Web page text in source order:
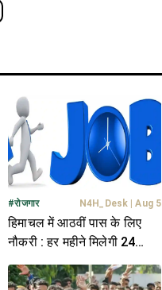
#रोजगार N4H_Desk Aug 5
हिमाचल में आठवीं पास के लिए
नौकरी : हर महीने मिलेगी 24
हजार तक सैलरी, जानें सबकुछ